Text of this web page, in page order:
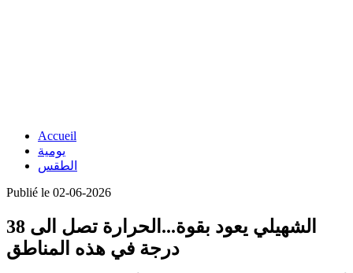
Accueil
يومية
الطقس
Publié le 02-06-2026
الشهيلي يعود بقوة...الحرارة تصل الى 38
درجة في هذه المناطق